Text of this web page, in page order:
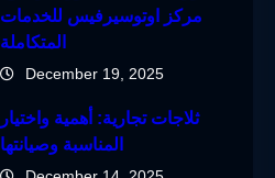
مركز اوتوسيرفيس للخدمات
المتكاملة
December 19, 2025
ثلاجات تجارية: أهمية واختيار
المناسبة وصيانتها